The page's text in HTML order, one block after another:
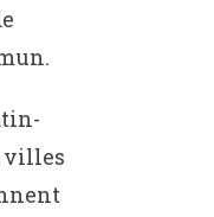
villes